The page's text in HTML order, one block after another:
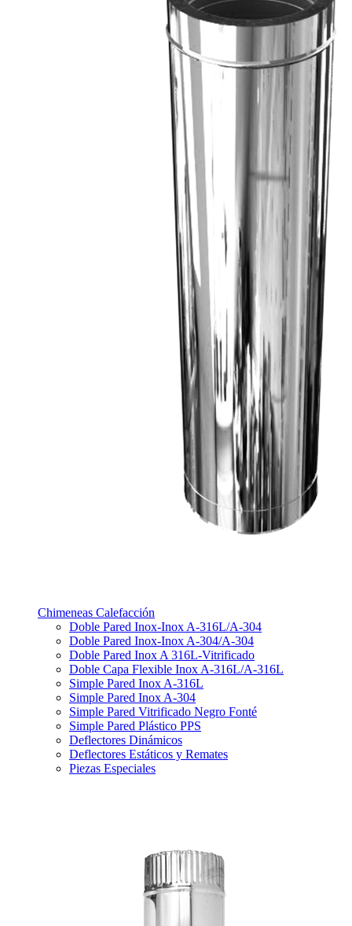
Chimeneas Calefacción
Doble Pared Inox-Inox A-316L/A-304
Doble Pared Inox-Inox A-304/A-304
Doble Pared Inox A 316L-Vitrificado
Doble Capa Flexible Inox A-316L/A-316L
Simple Pared Inox A-316L
Simple Pared Inox A-304
Simple Pared Vitrificado Negro Fonté
Simple Pared Plástico PPS
Deflectores Dinámicos
Deflectores Estáticos y Remates
Piezas Especiales